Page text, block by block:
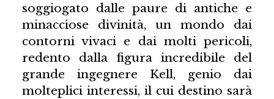
soggiogato dalle paure di antiche e
minacciose divinità, un mondo dai
contorni vivaci e dai molti pericoli,
redento dalla figura incredibile del
grande ingegnere Kell, genio dai
molteplici interessi, il cui destino sarà